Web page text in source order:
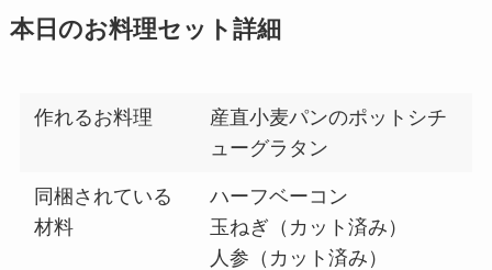
本日のお料理セット詳細
作れるお料理
産直小麦パンのポットシチ
ューグラタン
同梱されている
材料
ハーフベーコン
玉ねぎ（カット済み）
人参（カット済み）